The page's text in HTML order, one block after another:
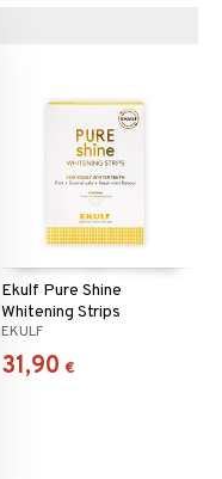
Ekulf Pure Shine
Whitening Strips
EKULF
31,90 €